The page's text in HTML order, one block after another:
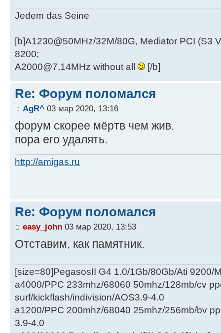
Jedem das Seine
[b]A1230@50MHz/32M/80G, Mediator PCI (S3
8200;
A2000@7,14MHz without all
[/b]
Re: Форум поломался
AgR^ 03 мар 2020, 13:16
форум скорее мёртв чем жив.
пора его удалять.
http://amigas.ru
Re: Форум поломался
easy_john 03 мар 2020, 13:53
Отставим, как памятник.
[size=80]PegasosII G4 1.0/1Gb/80Gb/Ati 9200/
a4000/PPC 233mhz/68060 50mhz/128mb/cv
surf/kickflash/indivision/AOS3.9-4.0
a1200/PPC 200mhz/68040 25mhz/256mb/bv
3.9-4.0